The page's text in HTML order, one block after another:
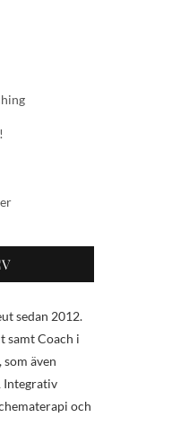
sedan 2012.
samt Coach i
även
Integrativ
och